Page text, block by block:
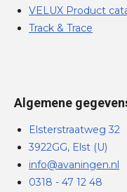
VELUX Product
Track & Trace
Algemene
Elsterstraatweg 32
3922GG, Elst (U)
info@avaningen.nl
0318 - 47 12 48